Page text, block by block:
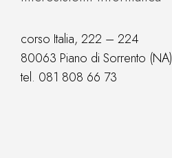
corso Italia, 222 – 224
80063 Piano di Sorrento (NA)
tel. 081 808 66 73